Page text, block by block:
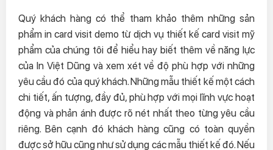
Quý khách hàng có thể tham khảo thêm những sản
phẩm in card visit demo từ dịch vụ thiết kế card visit mỹ
phẩm của chúng tôi để hiểu hay biết thêm về năng lực
của In Việt Dũng và xem xét về độ phù hợp với những
yêu cầu đó của quý khách. Những mẫu thiết kế một cách
chi tiết, ấn tượng, đầy đủ, phù hợp với mọi lĩnh vực hoạt
động và phản ánh được rõ nét nhất theo từng yêu cầu
riêng. Bên cạnh đó khách hàng cũng có toàn quyền
được sở hữu cũng như sử dụng các mẫu thiết kế đó. Nếu